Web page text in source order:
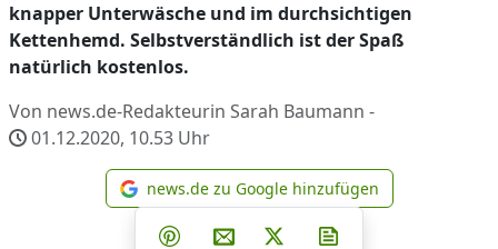
knapper Unterwäsche und im durchsichtigen
Kettenhemd. Selbstverständlich ist der Spaß
natürlich kostenlos.
Von news.de-Redakteurin Sarah Baumann -
01.12.2020, 10.53 Uhr
news.de zu Google
news.de zu Google hinzufügen
Teilen auf Facebook
Teilen auf Whatsapp
Teilen auf Telegram
Teilen auf Pinterest
Per E-Mail teilen
Post auf X